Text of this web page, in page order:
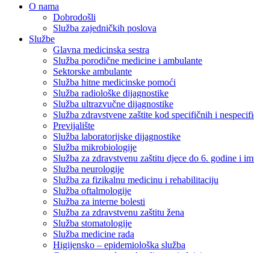
O nama
Dobrodošli
Služba zajedničkih poslova
Službe
Glavna medicinska sestra
Služba porodične medicine i ambulante
Sektorske ambulante
Služba hitne medicinske pomoći
Služba radiološke dijagnostike
Služba ultrazvučne dijagnostike
Služba zdravstvene zaštite kod specifičnih i
Previjalište
Služba laboratorijske dijagnostike
Služba mikrobiologije
Služba za zdravstvenu zaštitu djece do 6. godine i
Služba neurologije
Služba za fizikalnu medicinu i rehabilitaciju
Služba oftalmologije
Služba za interne bolesti
Služba za zdravstvenu zaštitu žena
Služba stomatologije
Služba medicine rada
Higijensko – epidemiološka služba